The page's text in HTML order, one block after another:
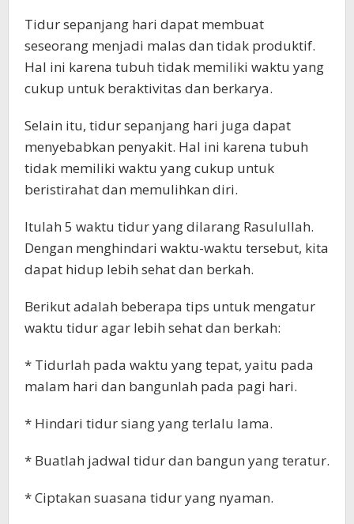
Tidur sepanjang hari dapat membuat
seseorang menjadi malas dan tidak produktif.
Hal ini karena tubuh tidak memiliki waktu yang
cukup untuk beraktivitas dan berkarya.
Selain itu, tidur sepanjang hari juga dapat
menyebabkan penyakit. Hal ini karena tubuh
tidak memiliki waktu yang cukup untuk
beristirahat dan memulihkan diri.
Itulah 5 waktu tidur yang dilarang Rasulullah.
Dengan menghindari waktu-waktu tersebut, kita
dapat hidup lebih sehat dan berkah.
Berikut adalah beberapa tips untuk mengatur
waktu tidur agar lebih sehat dan berkah:
* Tidurlah pada waktu yang tepat, yaitu pada
malam hari dan bangunlah pada pagi hari.
* Hindari tidur siang yang terlalu lama.
* Buatlah jadwal tidur dan bangun yang teratur.
* Ciptakan suasana tidur yang nyaman.